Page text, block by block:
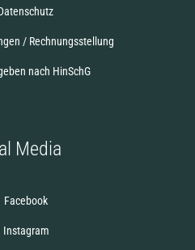
/ Rechnungsstellung
nach HinSchG
Media
Facebook
Instagram